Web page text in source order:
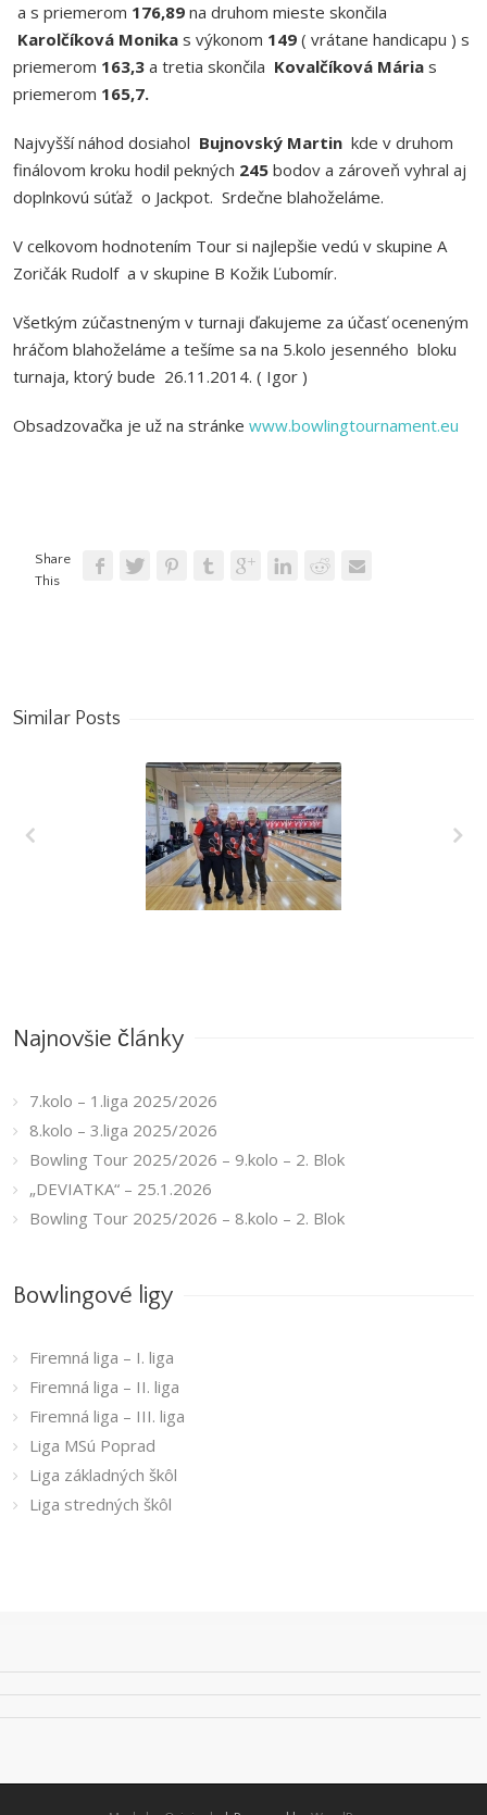
a s priemerom 176,89 na druhom mieste skončila
Karolčíková Monika s výkonom 149 ( vrátane handicapu ) s
priemerom 163,3 a tretia skončila Kovalčíková Mária s
priemerom 165,7.
Najvyšší náhod dosiahol Bujnovský Martin kde v druhom
finálovom kroku hodil pekných 245 bodov a zároveň vyhral aj
doplnkovú súťaž o Jackpot. Srdečne blahoželáme.
V celkovom hodnotením Tour si najlepšie vedú v skupine A
Zoričák Rudolf a v skupine B Kožik Ľubomír.
Všetkým zúčastneným v turnaji ďakujeme za účasť oceneným
hráčom blahoželáme a tešíme sa na 5.kolo jesenného bloku
turnaja, ktorý bude 26.11.2014. ( Igor )
Obsadzovačka je už na stránke www.bowlingtournament.eu
Share
This
Similar Posts
7.kolo – 1.liga
Najnovšie články
7.kolo – 1.liga 2025/2026
8.kolo – 3.liga 2025/2026
Bowling Tour 2025/2026 – 9.kolo – 2. Blok
„DEVIATKA“ – 25.1.2026
Bowling Tour 2025/2026 – 8.kolo – 2. Blok
Bowlingové ligy
Firemná liga – I. liga
Firemná liga – II. liga
Firemná liga – III. liga
Liga MSú Poprad
Liga základných škôl
Liga stredných škôl